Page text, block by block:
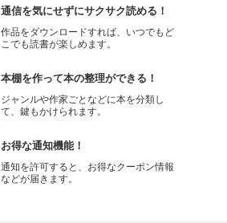
通信を気にせずにサクサク読める！
作品をダウンロードすれば、いつでもど
こでも読書が楽しめます。
本棚を作って本の整理ができる！
ジャンルや作家ごとなどに本を分類し
て、鍵もかけられます。
お得な通知機能！
通知を許可すると、お得なクーポン情報
などが届きます。